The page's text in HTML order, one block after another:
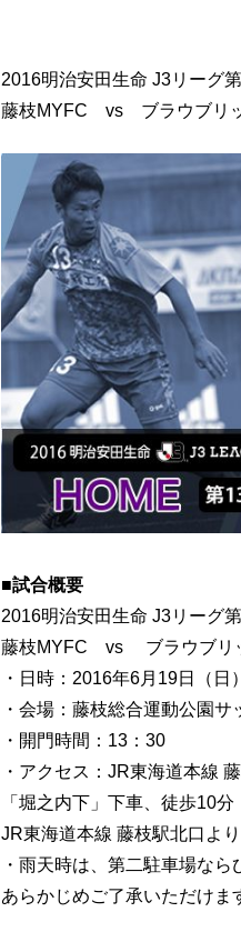
2016明治安田生命 J3リーグ
藤枝MYFC vs ブラウブリ
■試合概要
2016明治安田生命 J3リーグ
藤枝MYFC vs ブラウブリ
・日時：2016年6月19日（日
・会場：藤枝総合運動公園
・開門時間：13：30
・アクセス：JR東海道本線
「堀之内下」下車、徒歩10分
JR東海道本線 藤枝駅北口よ
・雨天時は、第二駐車場な
あらかじめご了承いただけま